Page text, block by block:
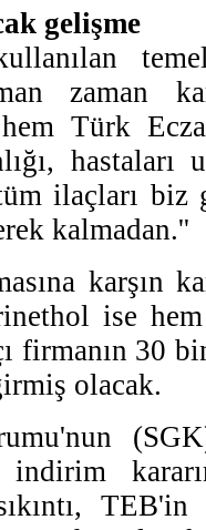
gelişme
zaman
Türk
hastaları
ilaçları biz
kalmadan.''
karşın
ise
firmanın 30
olacak.
indirim
TEB'in